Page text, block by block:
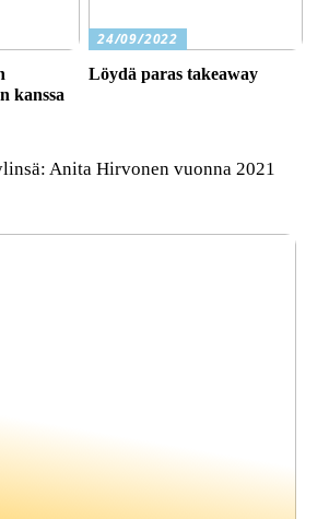
kanssa
24/09/2022
Löydä paras takeaway
Anita Hirvonen vuonna 2021